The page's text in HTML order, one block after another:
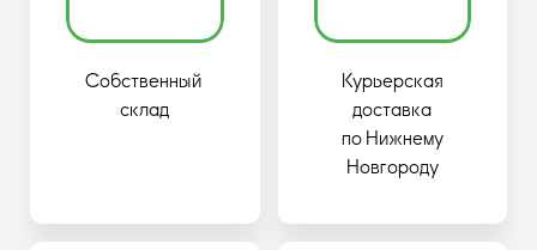
Собственный
склад
Курьерская
доставка
по Нижнему
Новгороду